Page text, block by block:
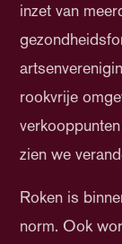
inzet van
rookvrije
zien we
Roken is
norm. Ook